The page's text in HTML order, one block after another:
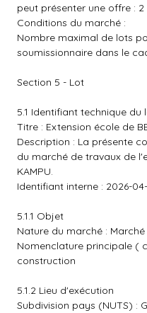
peut présenter une offre : 2
Conditions du marché :
Nombre maximal de lots
soumissionnaire dans le
Section 5 - Lot
5.1 Identifiant technique du
Titre : Extension école de
Description : La présente
du marché de travaux de
KAMPU.
Identifiant interne : 2026-04-
5.1.1 Objet
Nature du marché :
Nomenclature principale (
construction
5.1.2 Lieu d'exécution
Subdivision pays (NUTS) :